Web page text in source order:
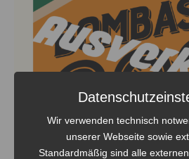
Wir verwenden technisch
unserer Webseite sowie
Standardmäßig sind alle